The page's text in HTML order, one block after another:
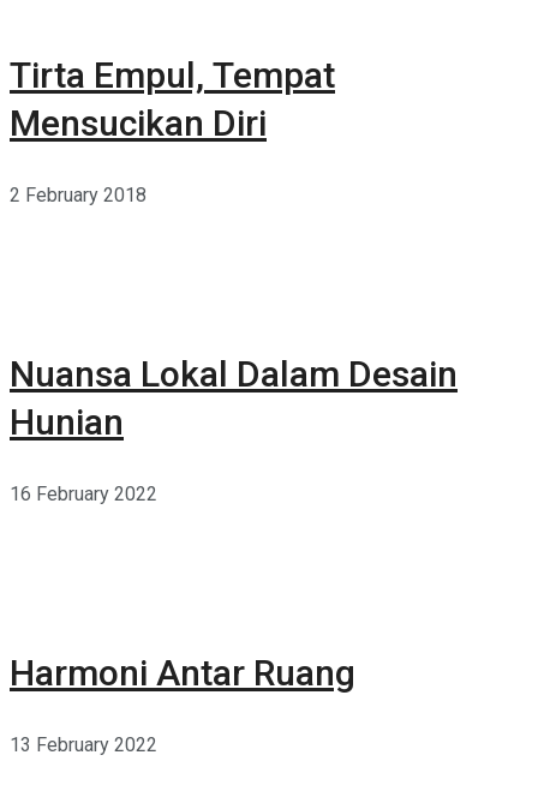
Tirta Empul, Tempat
Mensucikan Diri
2 February 2018
Nuansa Lokal Dalam Desain
Hunian
16 February 2022
Harmoni Antar Ruang
13 February 2022